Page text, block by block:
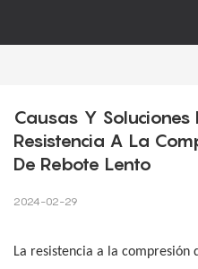
Causas Y
Resistencia A La
De Rebote Lento
2024-02-29
La resistencia a la compresión